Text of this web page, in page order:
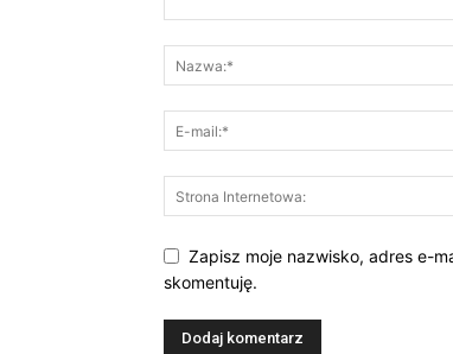
Zapisz moje nazwisko, adres e-
skomentuję.